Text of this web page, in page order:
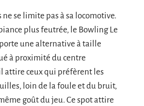
ne se limite pas à sa locomotive.
plus feutrée, le Bowling Le
une alternative à taille
à proximité du centre
attire ceux qui préfèrent les
loin de la foule et du bruit,
goût du jeu. Ce spot attire